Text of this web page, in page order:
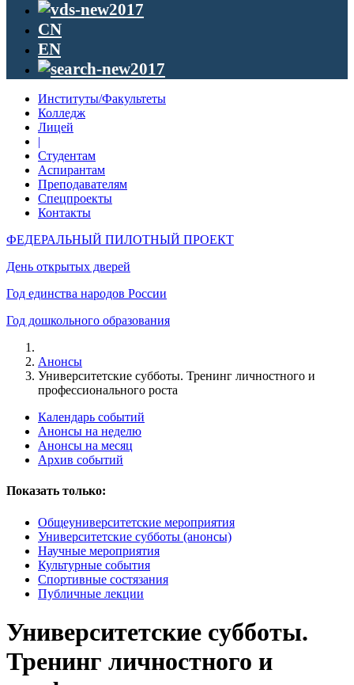
CN
EN
Институты/Факультеты
Колледж
Лицей
|
Студентам
Аспирантам
Преподавателям
Спецпроекты
Контакты
ФЕДЕРАЛЬНЫЙ ПИЛОТНЫЙ ПРОЕКТ
День открытых дверей
Год единства народов России
Год дошкольного образования
Анонсы
Университетские субботы. Тренинг личностного и
профессионального роста
Календарь событий
Анонсы на неделю
Анонсы на месяц
Архив событий
Показать только:
Общеуниверситетские мероприятия
Университетские субботы (анонсы)
Научные мероприятия
Культурные события
Спортивные состязания
Публичные лекции
Университетские субботы.
Тренинг личностного и